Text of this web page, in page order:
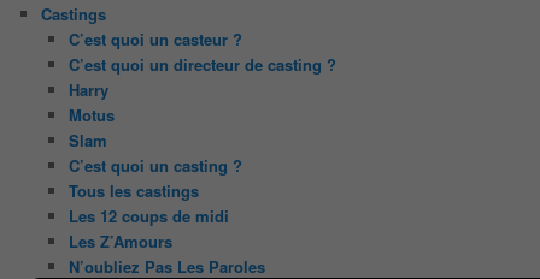
Castings
C’est quoi un casteur ?
C’est quoi un directeur de casting ?
Harry
Motus
Slam
C’est quoi un casting ?
Tous les castings
Les 12 coups de midi
Les Z’Amours
N’oubliez Pas Les Paroles